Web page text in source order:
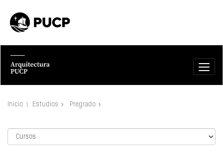
Inicio Estudios Pregrado